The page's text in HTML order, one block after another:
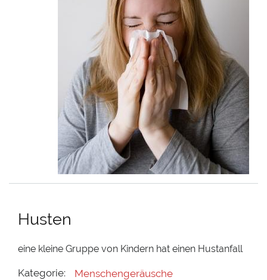
Husten
eine kleine Gruppe von Kindern hat einen Hustanfall
Kategorie: Menschengeräusche